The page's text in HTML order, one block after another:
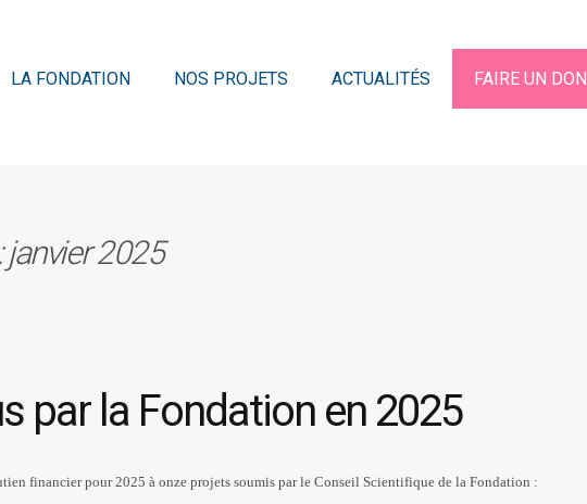
LA FONDATION NOS PROJETS ACTUALITÉS FAIRE UN DON
2025
par la Fondation en 2025
financier pour 2025 à onze projets soumis par le Conseil Scientifique de la Fondation :